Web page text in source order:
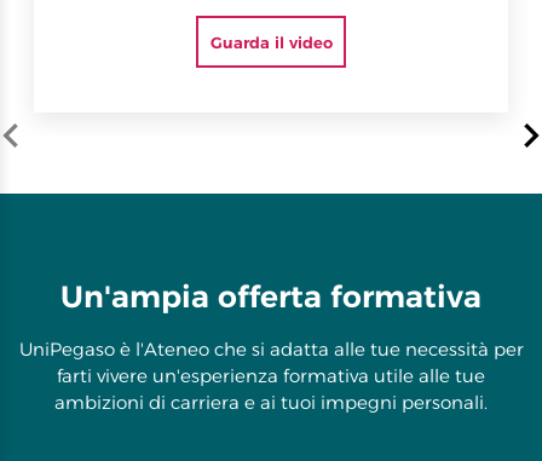
Guarda il video
Item
of
Un'ampia offerta formativa
UniPegaso è l'Ateneo che si adatta alle tue necessità per
farti vivere un'esperienza formativa utile alle tue
ambizioni di carriera e ai tuoi impegni personali.